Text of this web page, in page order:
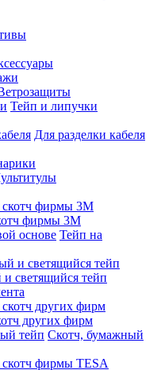
Тейп и липучки
Для разделки кабеля
фирмы 3M
Тейп на
светящийся тейп
других фирм
Скотч, бумажный